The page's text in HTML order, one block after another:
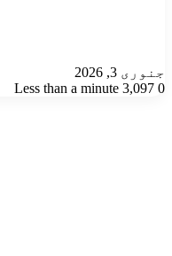
جنوری 3, 2026
0
Less than a minute